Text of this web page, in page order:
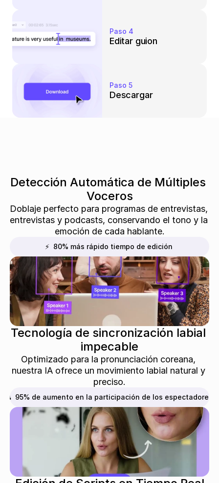
Paso 4
Editar guion
Paso 5
Descargar
Detección Automática de Múltiples
Voceros
Doblaje perfecto para programas de entrevistas,
entrevistas y podcasts, conservando el tono y la
emoción de cada hablante.
⚡  80% más rápido tiempo de edición
Tecnología de sincronización labial
impecable
Optimizado para la pronunciación coreana,
nuestra IA ofrece un movimiento labial natural y
preciso.
👥  95% de aumento en la participación de los espectadores